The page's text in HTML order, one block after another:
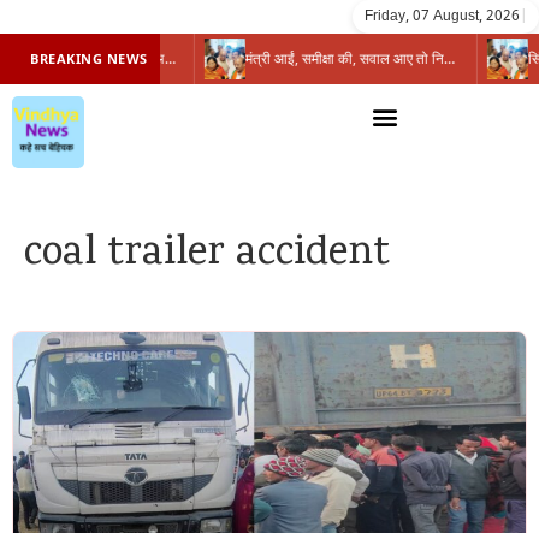
Friday, 07 August, 2026
BREAKING NEWS प्रभारी मंत्री के निशाने पर नगर निगम,अफसरों को 10 दिन का अल्टीमेटम,नहीं होगी कार्रवाई, महापौर-आयुक्त के बीच सौहार्दहीनता पर मंत्री ने उठाए सवाल मंत्री आईं, समीक्षा की, सवाल आए तो निकल गईं – खाली जयंत चौंकीं पर नहीं दिया जवाब
coal trailer accident